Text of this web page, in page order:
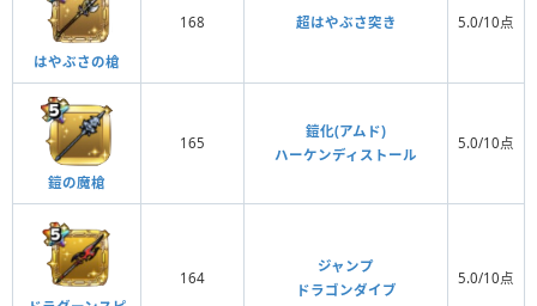
はやぶさの槍
168 超はやぶさ突き 5.0/10点
鎧の魔槍
165
鎧化(アムド)
ハーケンディストール
5.0/10点
164
ジャンプ
ドラゴンダイブ
5.0/10点